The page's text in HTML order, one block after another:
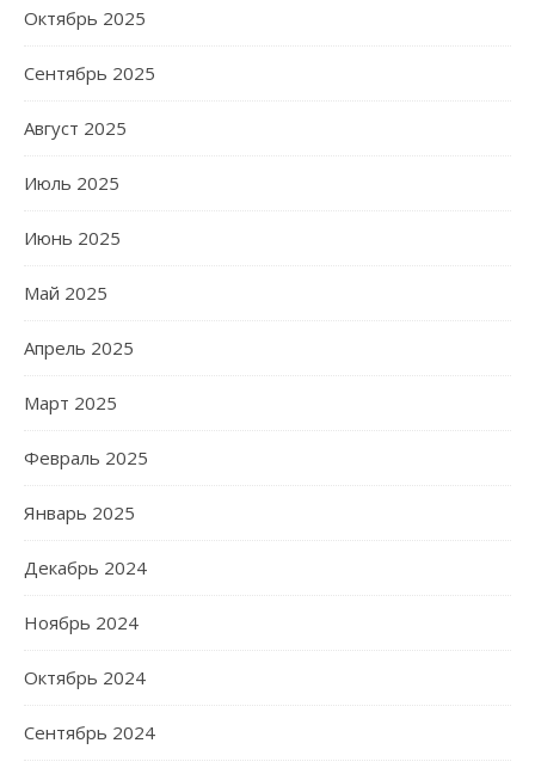
Октябрь 2025
Сентябрь 2025
Август 2025
Июль 2025
Июнь 2025
Май 2025
Апрель 2025
Март 2025
Февраль 2025
Январь 2025
Декабрь 2024
Ноябрь 2024
Октябрь 2024
Сентябрь 2024